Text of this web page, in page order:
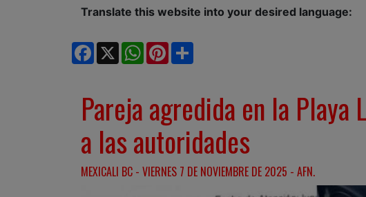
Translate this website into your desired language:
Facebook
X WhatsApp
Pinterest
Pareja agredida en la
a las autoridades
MEXICALI BC - VIERNES 7 DE NOVIEMBRE DE 2025 - AFN.